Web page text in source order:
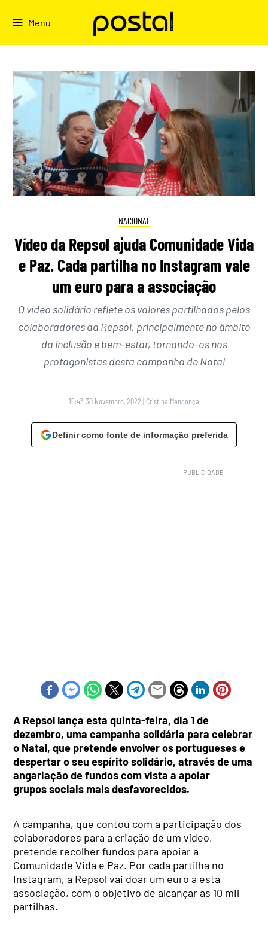
Menu
NACIONAL
Vídeo da Repsol ajuda Comunidade Vida
e Paz. Cada partilha no Instagram vale
um euro para a associação
O vídeo solidário reflete os valores partilhados pelos
colaboradores da Repsol, principalmente no âmbito
da inclusão e bem-estar, tornando-os nos
protagonistas desta campanha de Natal
15:43 30 Novembro, 2022 | Cristina Mendonça
Definir como fonte de informação preferida
A Repsol lança esta quinta-feira, dia 1 de
dezembro, uma campanha solidária para celebrar
o Natal, que pretende envolver os portugueses e
despertar o seu espírito solidário, através de uma
angariação de fundos com vista a apoiar
grupos sociais mais desfavorecidos.
A campanha, que contou com a participação dos
colaboradores para a criação de um vídeo,
pretende recolher fundos para apoiar a
Comunidade Vida e Paz. Por cada partilha no
Instagram, a Repsol vai doar um euro a esta
associação, com o objetivo de alcançar as 10 mil
partilhas.